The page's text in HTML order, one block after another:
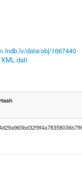
data/obj/1667440
XML dati